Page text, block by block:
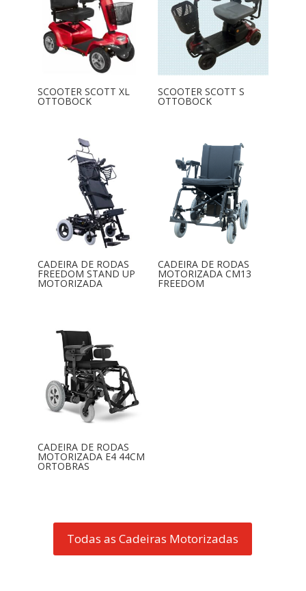
SCOOTER SCOTT XL
OTTOBOCK
SCOOTER SCOTT S
OTTOBOCK
CADEIRA DE RODAS
FREEDOM STAND UP
MOTORIZADA
CADEIRA DE RODAS
MOTORIZADA CM13
FREEDOM
CADEIRA DE RODAS
MOTORIZADA E4 44CM
ORTOBRAS
Todas as Cadeiras Motorizadas